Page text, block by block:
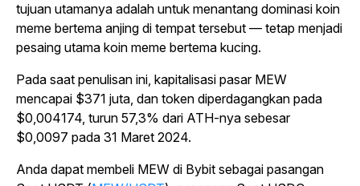
tujuan utamanya adalah untuk menantang dominasi koin
meme bertema anjing di tempat tersebut — tetap menjadi
pesaing utama koin meme bertema kucing.
Pada saat penulisan ini, kapitalisasi pasar MEW
mencapai $371 juta, dan token diperdagangkan pada
$0,004174, turun 57,3% dari ATH-nya sebesar
$0,0097 pada 31 Maret 2024.
Anda dapat membeli MEW di Bybit sebagai pasangan